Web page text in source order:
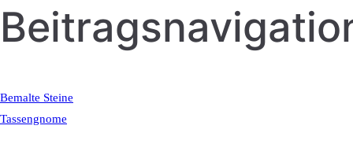
Bemalte Steine
Tassengnome